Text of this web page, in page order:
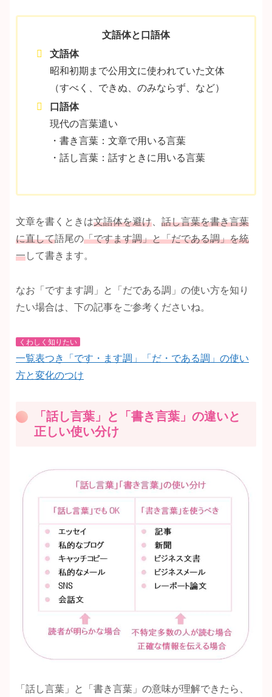
文語体と口語体
文語体
昭和初期まで公用文に使われていた文体
（すべく、できぬ、のみならず、など）
口語体
現代の言葉遣い
・書き言葉：文章で用いる言葉
・話し言葉：話すときに用いる言葉
文章を書くときは文語体を避け
話し言葉を書き言葉
に直して語尾の「ですます調」と「だである調」を統
一して書きます。
なお「ですます調」と「だである調」の使い方を知り
たい場合は、下の記事をご参考くださいね。
くわしく知りたい
一覧表つき「です・ます調」「だ・である調」の使い
方と変化のつけ
「話し言葉」と「書き言葉」の違いと
正しい使い分け
「話し言葉」と「書き言葉」の意味が理解できたら、